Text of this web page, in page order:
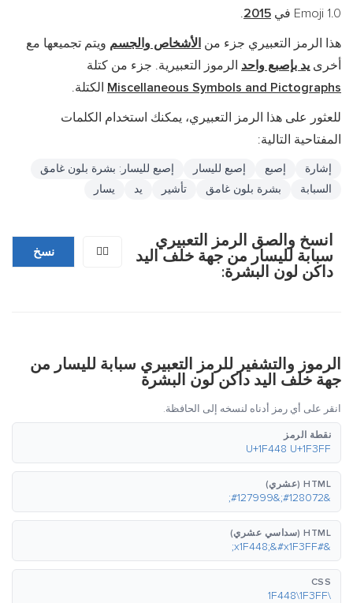
Emoji 1.0 في
2015
.
هذا الرمز التعبيري جزء من الأشخاص والجسم ويتم تجميعها مع
أخرىيد بإصبع واحد الرموز التعبيرية. جزء من كتلة
Miscellaneous Symbols and Pictographs الكتلة.
للعثور على هذا الرمز التعبيري، يمكنك استخدام الكلمات
المفتاحية التالية:
إشارة إصبع إصبع لليسار
إصبع لليسار: بشرة بلون غامق
السبابة
بشرة بلون غامق تأشير يد يسار
انسخ والصق الرمز التعبيري
سبابة لليسار من جهة خلف اليد
داكن لون البشرة:
👈🏿 نسخ
الرموز والتشفير للرمز التعبيري سبابة لليسار من
جهة خلف اليد داكن لون البشرة
انقر على أي رمز أدناه لنسخه إلى الحافظة.
نقطة الرمز
U+1F448 U+1F3FF
HTML (عشري)
&#128072;&#127999;
HTML (سداسي عشري)
&#x1F448;&#x1F3FF;
CSS
\1F448\1F3FF